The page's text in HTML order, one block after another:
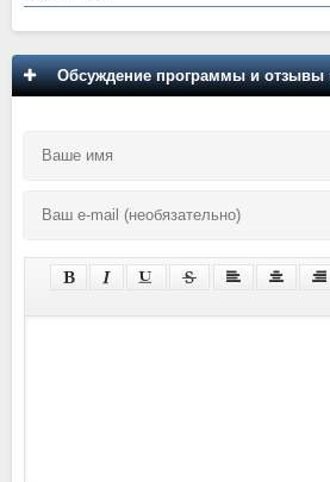
Обсуждение программы и отзывы